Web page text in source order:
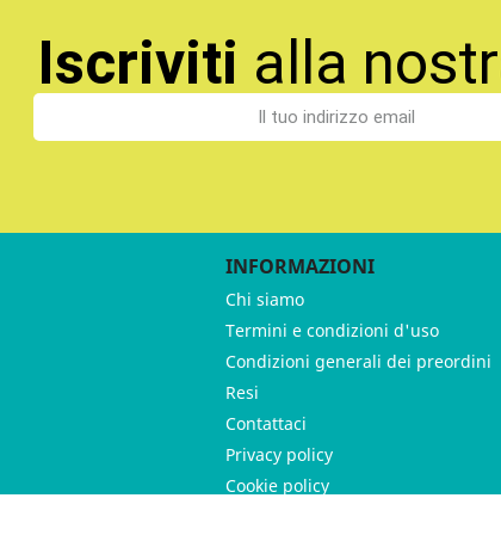
Iscriviti alla
INFORMAZIONI
Chi siamo
Termini e condizioni d'uso
Condizioni generali dei preordini
Resi
Contattaci
Privacy policy
Cookie policy